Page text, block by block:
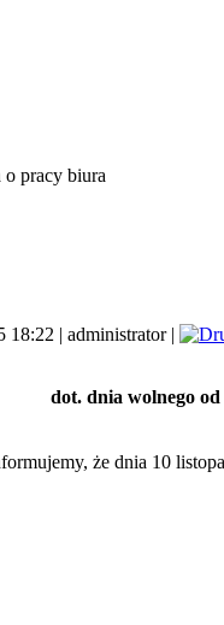
pracy biura
18:22 | administrator|
dot. dnia wolnego
że dnia 10